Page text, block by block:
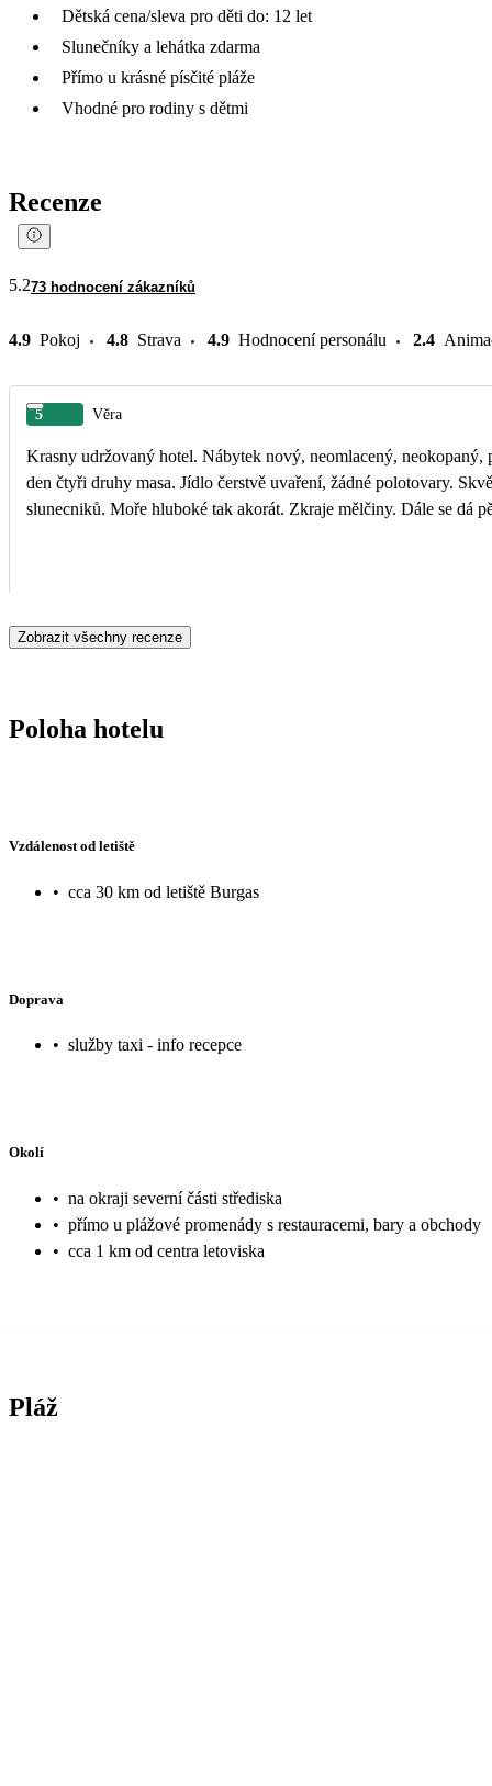
Dětská cena/sleva pro děti do: 12 let
Slunečníky a lehátka zdarma
Přímo u krásné písčité pláže
Vhodné pro rodiny s dětmi
Recenze
5.273 hodnocení zákazníků
4.9 Pokoj 4.8 Strava 4.9 Hodnocení personálu 2.4
5 Věra
Krasny udržovaný hotel. Nábytek nový, neomlacený,
den čtyři druhy masa. Jídlo čerstvě uvaření, žádné polotovary.
slunecniků. Moře hluboké tak akorát. Zkraje mělčiny. Dále se dá
Zobrazit všechny recenze
Poloha hotelu
Vzdálenost od letiště
• cca 30 km od letiště Burgas
Doprava
• služby taxi - info recepce
Okolí
• na okraji severní části střediska
• přímo u plážové promenády s restauracemi, bary a obchody
• cca 1 km od centra letoviska
Pláž